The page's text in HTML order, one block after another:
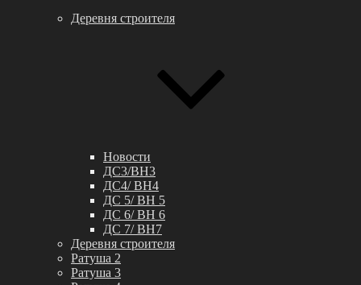
Деревня строителя
Новости
ДС3/BH3
ДС4/ BH4
ДС 5/ BH 5
ДС 6/ BH 6
ДС 7/ BH7
Деревня строителя
Ратуша 2
Ратуша 3